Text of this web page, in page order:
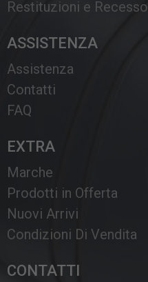
Restituzioni e Recesso
ASSISTENZA
Assistenza
Contatti
FAQ
EXTRA
Marche
Prodotti in Offerta
Nuovi Arrivi
Condizioni Di Vendita
CONTATTI